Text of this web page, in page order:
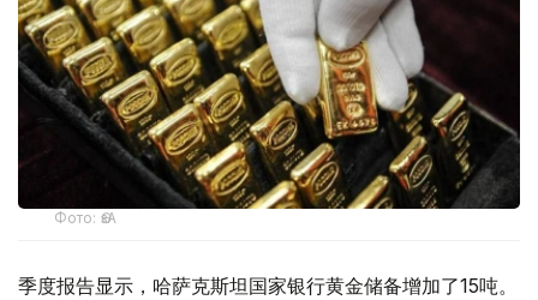
Фото: ӨзА
季度报告显示，哈萨克斯坦国家银行黄金储备增加了15吨。